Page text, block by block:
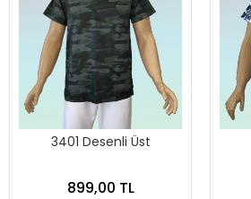
3401 Desenli Üst
899,00 TL